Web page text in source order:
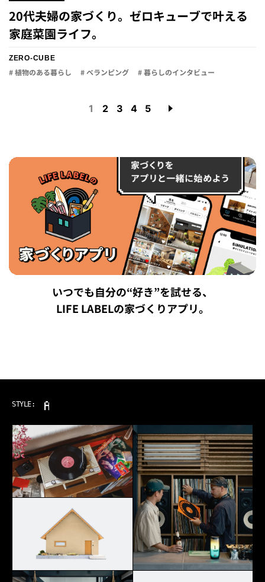
20代夫婦の家づくり。ゼロキューブで叶える
家庭菜園ライフ。
ZERO-CUBE
# 植物のある暮らし # ベランピング # 暮らしのインタビュー
1 2 3 4 5
いつでも自分の“好き”を試せる、
LIFE LABELの家づくりアプリ。
STYLE: OUTDOOR